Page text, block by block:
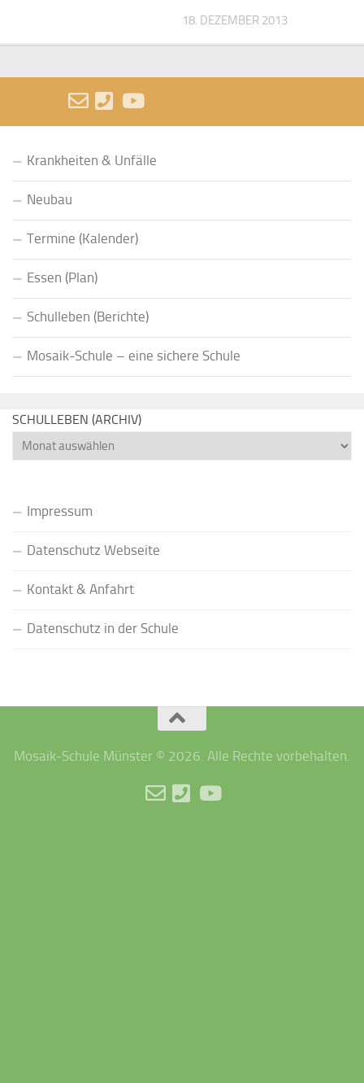
18. DEZEMBER 2013
Krankheiten & Unfälle
Neubau
Termine (Kalender)
Essen (Plan)
Schulleben (Berichte)
Mosaik-Schule – eine sichere Schule
SCHULLEBEN (ARCHIV)
Schulleben
(Archiv)
Impressum
Datenschutz Webseite
Kontakt & Anfahrt
Datenschutz in der Schule
Mosaik-Schule Münster © 2026. Alle Rechte vorbehalten.